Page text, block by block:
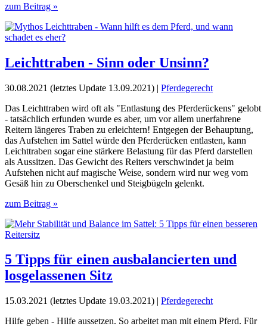
zum Beitrag »
Leichttraben - Sinn oder Unsinn?
30.08.2021 (letztes Update 13.09.2021) | Pferdegerecht
Das Leichttraben wird oft als "Entlastung des Pferderückens" gelobt
- tatsächlich erfunden wurde es aber, um vor allem unerfahrene
Reitern längeres Traben zu erleichtern!⁠ Entgegen der Behauptung,
das Aufstehen im Sattel würde den Pferderücken entlasten, kann
Leichttraben sogar eine stärkere Belastung für das Pferd darstellen
als Aussitzen. Das Gewicht des Reiters verschwindet ja beim
Aufstehen nicht auf magische Weise, sondern wird nur weg vom
Gesäß hin zu Oberschenkel und Steigbügeln gelenkt.
zum Beitrag »
5 Tipps für einen ausbalancierten und
losgelassenen Sitz
15.03.2021 (letztes Update 19.03.2021) | Pferdegerecht
Hilfe geben - Hilfe aussetzen. So arbeitet man mit einem Pferd. Für